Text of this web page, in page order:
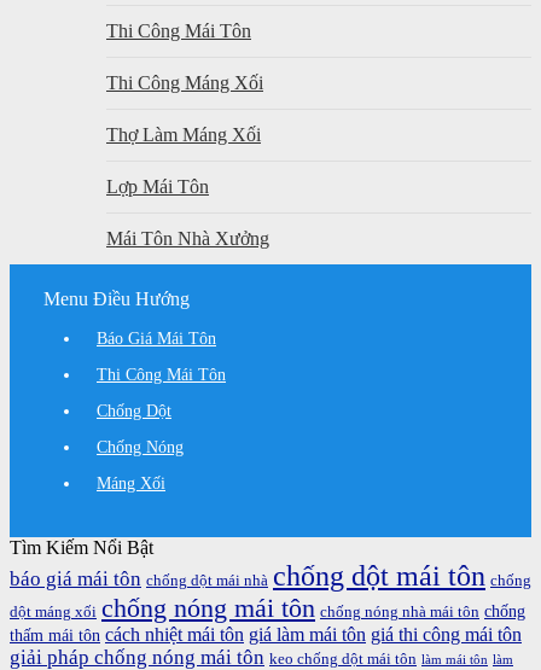
Thi Công Mái Tôn
Thi Công Máng Xối
Thợ Làm Máng Xối
Lợp Mái Tôn
Mái Tôn Nhà Xưởng
Menu Điều Hướng
Báo Giá Mái Tôn
Thi Công Mái Tôn
Chống Dột
Chống Nóng
Máng Xối
Tìm Kiếm Nổi Bật
báo giá mái tôn chống dột mái nhà chống dột mái tôn chống
dột máng xối chống nóng mái tôn chống nóng nhà mái tôn chống
thấm mái tôn cách nhiệt mái tôn giá làm mái tôn giá thi công mái tôn
giải pháp chống nóng mái tôn keo chống dột mái tôn làm mái tôn làm